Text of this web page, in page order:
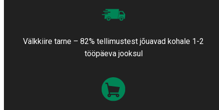
Välkkiire tarne – 82% tellimustest jõuavad kohale 1-2
tööpäeva jooksul